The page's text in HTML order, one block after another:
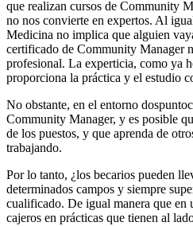
que realizan cursos de Community
no nos convierte en expertos. Al
Medicina no implica que alguien
certificado de Community Manager
profesional. La experticia, como ya
proporciona la práctica y el estudio
No obstante, en el entorno
Community Manager, y es posible
de los puestos, y que aprenda de
trabajando.
Por lo tanto, ¿los becarios pueden
determinados campos y siempre
cualificado. De igual manera que en
cajeros en prácticas que tienen al